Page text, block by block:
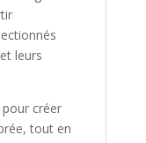
leurs
créer
tout en